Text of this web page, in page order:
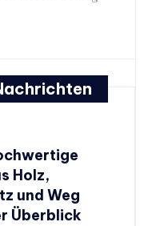
Holz,
und Weg
Überblick